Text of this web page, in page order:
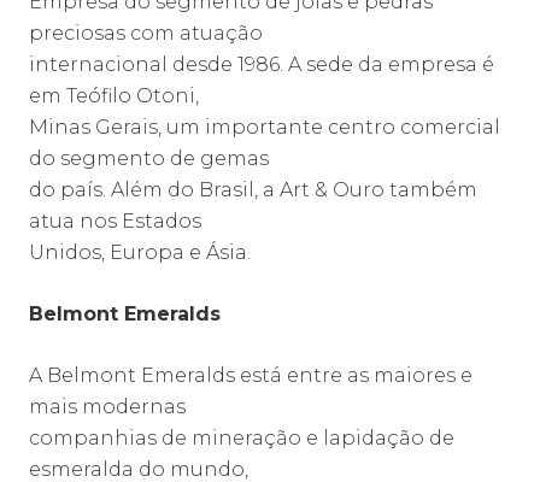
preciosas com atuação
internacional desde 1986. A sede da empresa é
em Teófilo Otoni,
Minas Gerais, um importante centro comercial
do segmento de gemas
do país. Além do Brasil, a Art & Ouro também
atua nos Estados
Unidos, Europa e Ásia.
Belmont Emeralds
A Belmont Emeralds está entre as maiores e
mais modernas
companhias de mineração e lapidação de
esmeralda do mundo,